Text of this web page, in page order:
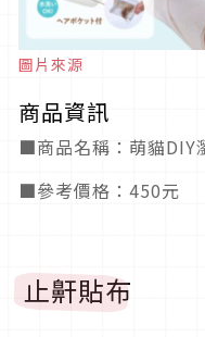
圖片來源
商品資訊
■商品名稱：萌貓DIY
■參考價格：450元
止鼾貼布